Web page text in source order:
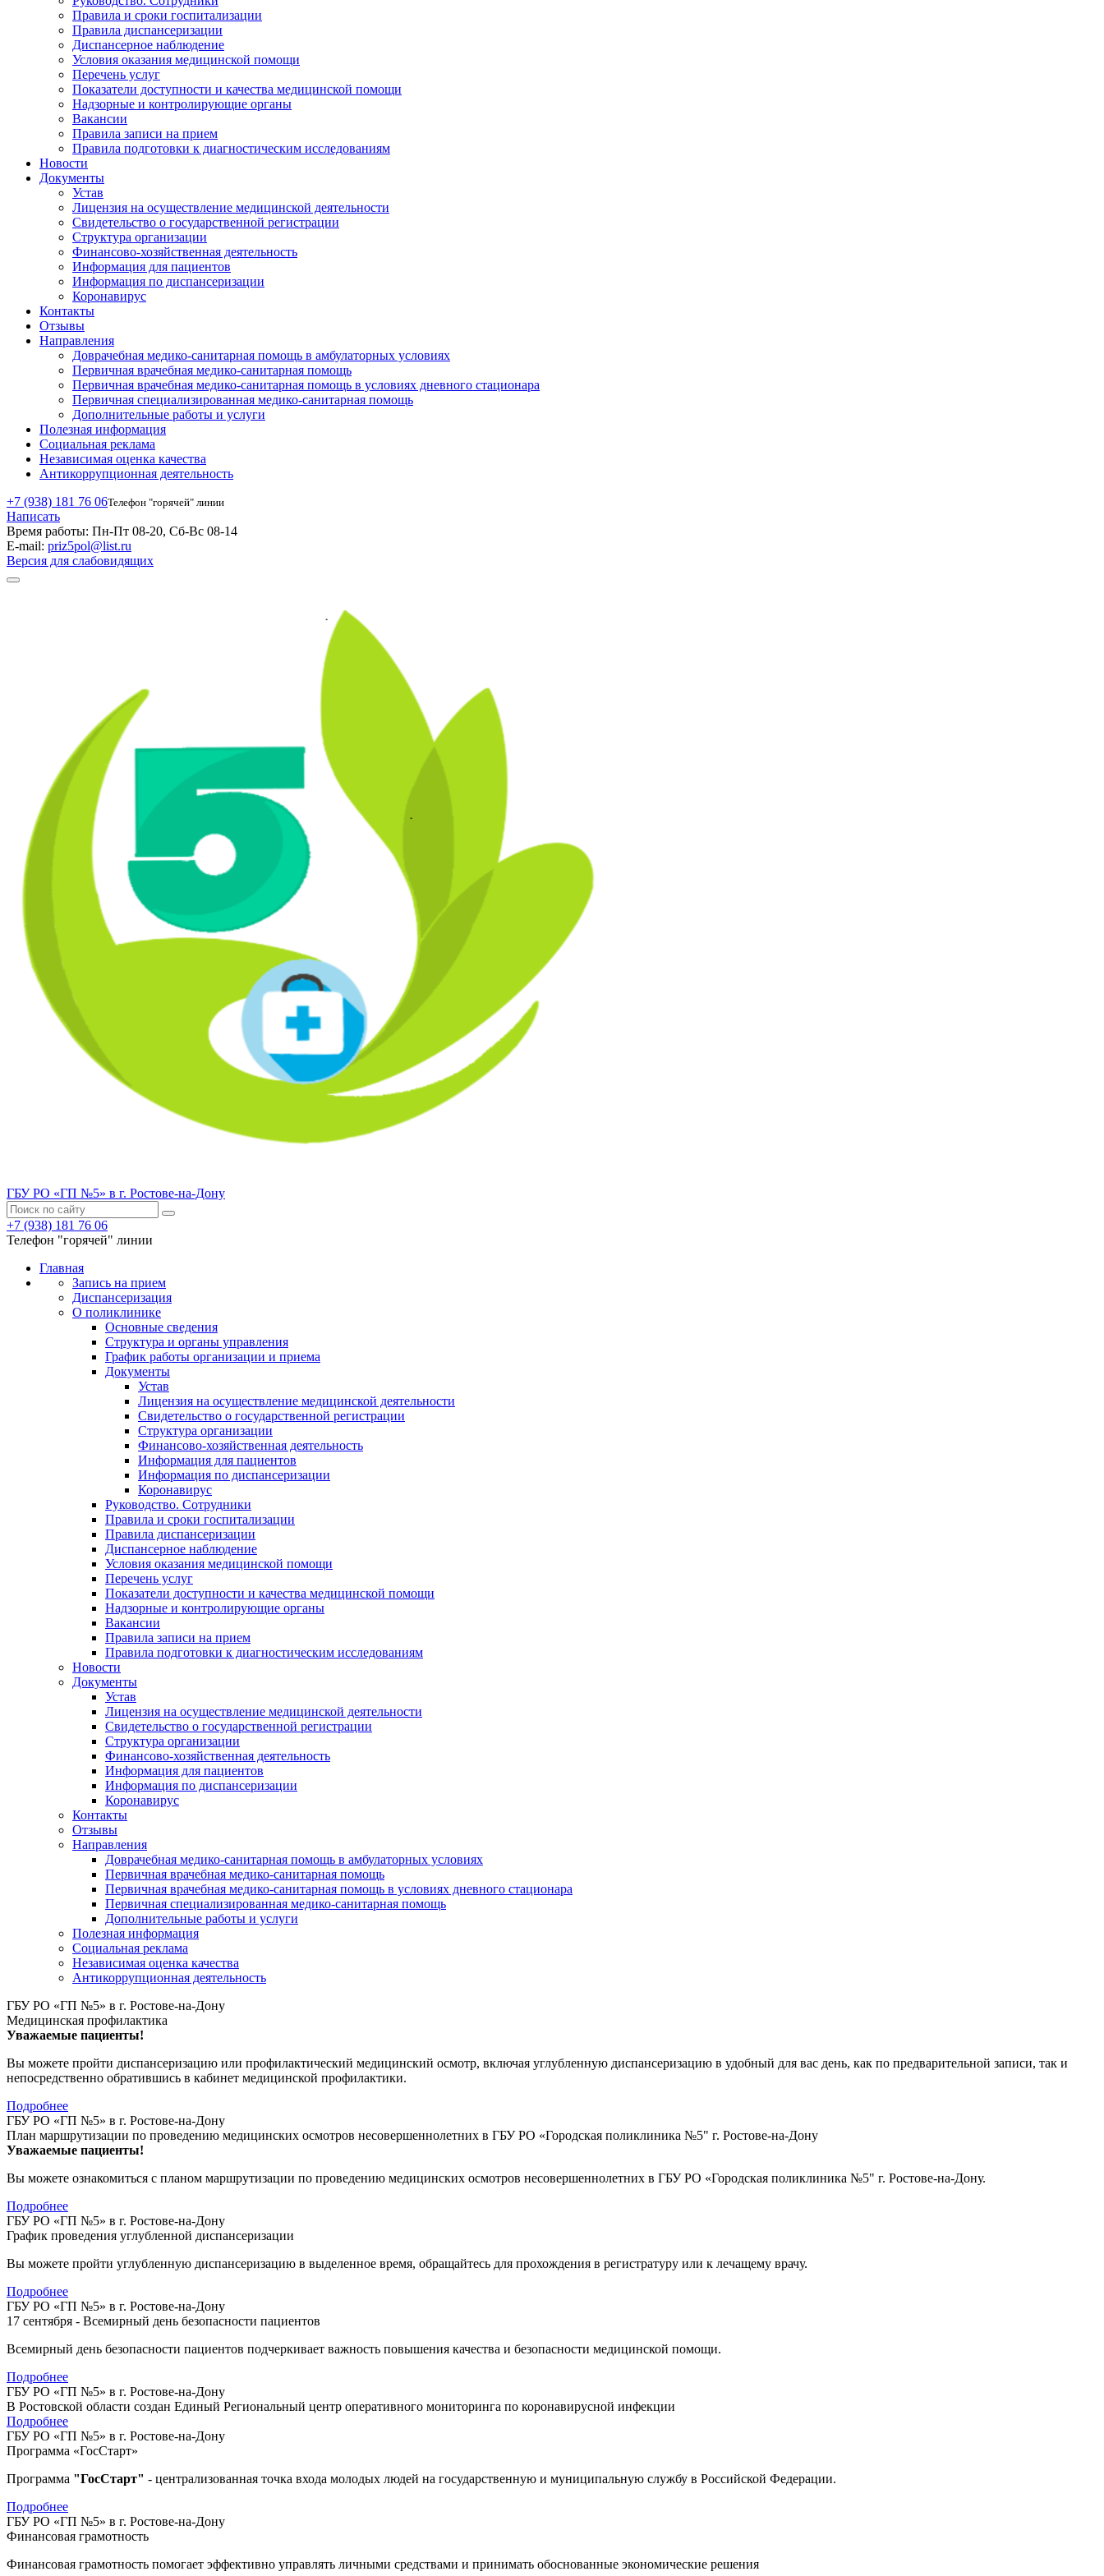
Правила и сроки госпитализации
Правила диспансеризации
Диспансерное наблюдение
Условия оказания медицинской помощи
Перечень услуг
Показатели доступности и качества медицинской помощи
Надзорные и контролирующие органы
Вакансии
Правила записи на прием
Правила подготовки к диагностическим исследованиям
Новости
Документы
Устав
Лицензия на осуществление медицинской деятельности
Свидетельство о государственной регистрации
Структура организации
Финансово-хозяйственная деятельность
Информация для пациентов
Информация по диспансеризации
Коронавирус
Контакты
Отзывы
Направления
Доврачебная медико-санитарная помощь в амбулаторных условиях
Первичная врачебная медико-санитарная помощь
Первичная врачебная медико-санитарная помощь в условиях дневного стационара
Первичная специализированная медико-санитарная помощь
Дополнительные работы и услуги
Полезная информация
Социальная реклама
Независимая оценка качества
Антикоррупционная деятельность
+7 (938) 181 76 06Телефон "горячей" линии
Написать
Время работы: Пн-Пт 08-20, Сб-Вс 08-14
E-mail: priz5pol@list.ru
Версия для слабовидящих
ГБУ РО «ГП №5» в г. Ростове-на-Дону
+7 (938) 181 76 06
Телефон "горячей" линии
Главная
Запись на прием
Диспансеризация
О поликлинике
Основные сведения
Структура и органы управления
График работы организации и приема
Документы
Устав
Лицензия на осуществление медицинской деятельности
Свидетельство о государственной регистрации
Структура организации
Финансово-хозяйственная деятельность
Информация для пациентов
Информация по диспансеризации
Коронавирус
Руководство. Сотрудники
Правила и сроки госпитализации
Правила диспансеризации
Диспансерное наблюдение
Условия оказания медицинской помощи
Перечень услуг
Показатели доступности и качества медицинской помощи
Надзорные и контролирующие органы
Вакансии
Правила записи на прием
Правила подготовки к диагностическим исследованиям
Новости
Документы
Устав
Лицензия на осуществление медицинской деятельности
Свидетельство о государственной регистрации
Структура организации
Финансово-хозяйственная деятельность
Информация для пациентов
Информация по диспансеризации
Коронавирус
Контакты
Отзывы
Направления
Доврачебная медико-санитарная помощь в амбулаторных условиях
Первичная врачебная медико-санитарная помощь
Первичная врачебная медико-санитарная помощь в условиях дневного стационара
Первичная специализированная медико-санитарная помощь
Дополнительные работы и услуги
Полезная информация
Социальная реклама
Независимая оценка качества
Антикоррупционная деятельность
ГБУ РО «ГП №5» в г. Ростове-на-Дону
Медицинская профилактика
Уважаемые пациенты!
Вы можете пройти диспансеризацию или профилактический медицинский осмотр, включая углубленную диспансеризацию в удобный для вас день, как по предварительной записи, так и
непосредственно обратившись в кабинет медицинской профилактики.
Подробнее
ГБУ РО «ГП №5» в г. Ростове-на-Дону
План маршрутизации по проведению медицинских осмотров несовершеннолетних в ГБУ РО «Городская поликлиника №5" г. Ростове-на-Дону
Уважаемые пациенты!
Вы можете ознакомиться с планом маршрутизации по проведению медицинских осмотров несовершеннолетних в ГБУ РО «Городская поликлиника №5" г. Ростове-на-Дону.
Подробнее
ГБУ РО «ГП №5» в г. Ростове-на-Дону
График проведения углубленной диспансеризации
Вы можете пройти углубленную диспансеризацию в выделенное время, обращайтесь для прохождения в регистратуру или к лечащему врачу.
Подробнее
ГБУ РО «ГП №5» в г. Ростове-на-Дону
17 сентября - Всемирный день безопасности пациентов
Всемирный день безопасности пациентов подчеркивает важность повышения качества и безопасности медицинской помощи.
Подробнее
ГБУ РО «ГП №5» в г. Ростове-на-Дону
В Ростовской области создан Единый Региональный центр оперативного мониторинга по коронавирусной инфекции
Подробнее
ГБУ РО «ГП №5» в г. Ростове-на-Дону
Программа «ГосСтарт»
Программа "ГосСтарт" - централизованная точка входа молодых людей на государственную и муниципальную службу в Российской Федерации.
Подробнее
ГБУ РО «ГП №5» в г. Ростове-на-Дону
Финансовая грамотность
Финансовая грамотность помогает эффективно управлять личными средствами и принимать обоснованные экономические решения